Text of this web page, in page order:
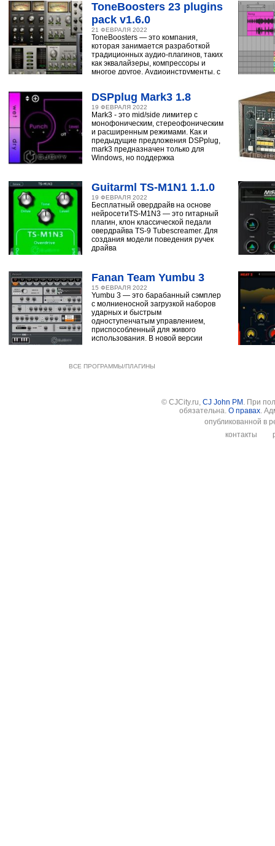
ToneBoosters 23 plugins
pack v1.6.0
21 ФЕВРАЛЯ 2022
ToneBoosters — это компания,
которая занимается разработкой
традиционных аудио-плагинов, таких
как эквалайзеры, компрессоры и
многое другое. Аудиоинструменты, с
DSPplug Mark3 1.8
19 ФЕВРАЛЯ 2022
Mark3 - это mid/side лимитер с
монофоническим, стереофоническим
и расширенным режимами. Как и
предыдущие предложения DSPplug,
mark3 предназначен только для
Windows, но поддержка
Guitarml TS-M1N1 1.1.0
19 ФЕВРАЛЯ 2022
Бесплатный овердрайв на основе
нейросетиTS-M1N3 — это гитарный
плагин, клон классической педали
овердрайва TS-9 Tubescreamer. Для
создания модели поведения ручек
драйва
Fanan Team Yumbu 3
15 ФЕВРАЛЯ 2022
Yumbu 3 — это барабанный сэмплер
с молниеносной загрузкой наборов
ударных и быстрым
одноступенчатым управлением,
приспособленный для живого
использования. В новой версии
ВСЕ ПРОГРАММЫ/ПЛАГИНЫ
© CJCity.ru, CJ John PM . При
обязательна. О правах.
опубликованной в
контакты